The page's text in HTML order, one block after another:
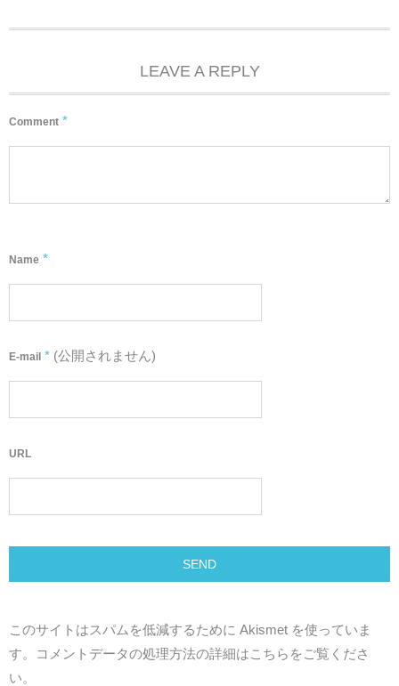
LEAVE A REPLY
Comment *
Name *
E-mail * (公開されません)
URL
このサイトはスパムを低減するために Akismet を使っていま
す。
コメントデータの処理方法の詳細はこちらをご覧くださ
い。